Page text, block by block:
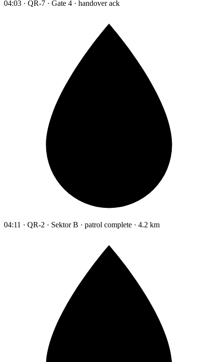
04:03 · QR-7 · Gate 4 · handover ack
04:11 · QR-2 · Sektor B · patrol complete · 4.2 km